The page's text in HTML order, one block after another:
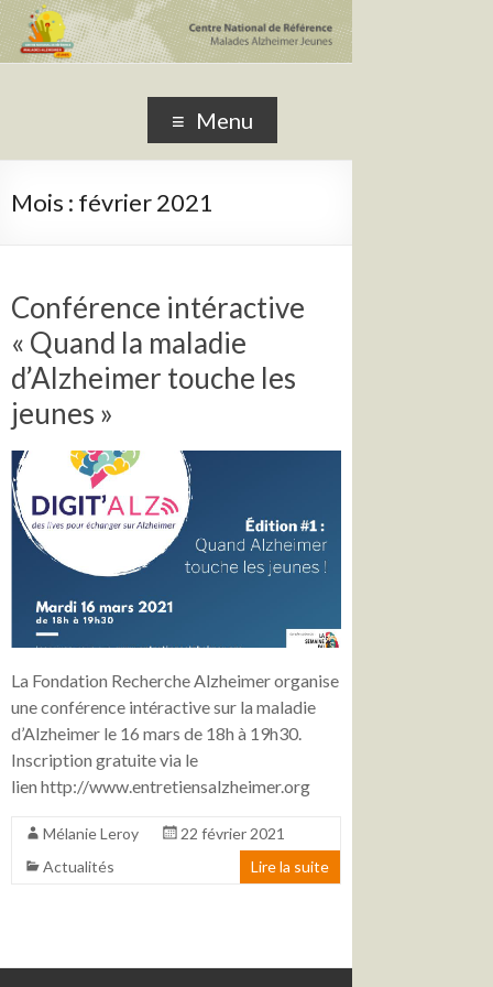
CNRMAJ
Centre National de Référence Malades Alzheimer Jeunes
Menu
Mois : février 2021
Conférence intéractive
« Quand la maladie
d’Alzheimer touche les
jeunes »
La Fondation Recherche Alzheimer organise
une conférence intéractive sur la maladie
d’Alzheimer le 16 mars de 18h à 19h30.
Inscription gratuite via le
lien http://www.entretiensalzheimer.org
Mélanie Leroy
22 février 2021
Actualités
Lire la suite